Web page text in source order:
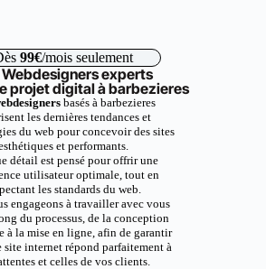
99€/mois seulement
Webdesigners experts
projet digital à barbezieres
basés à barbezieres
les dernières tendances et
du web pour concevoir des sites
et performants.
détail est pensé pour offrir une
utilisateur optimale, tout en
les standards du web.
engageons à travailler avec vous
du processus, de la conception
à la mise en ligne, afin de garantir
site internet répond parfaitement à
et celles de vos clients.